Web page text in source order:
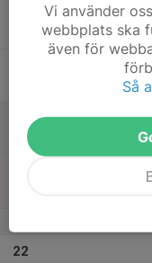
Lör
22
Vi använder
webbplats ska
även för
Så